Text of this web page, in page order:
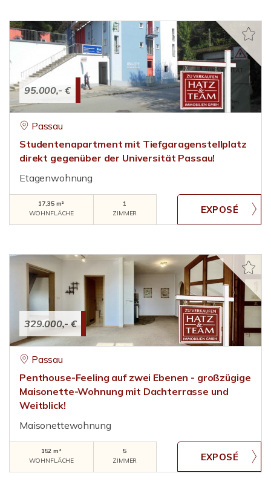
95.000,- €
Passau
Studentenapartment mit Tiefgaragenstellplatz
direkt gegenüber der Universität Passau!
Etagenwohnung
17,35 m²
WOHNFLÄCHE
1
ZIMMER
329.000,- €
Passau
Penthouse-Feeling auf zwei Ebenen - großzügige
Maisonette-Wohnung mit Dachterrasse und
Weitblick!
Maisonettewohnung
152 m²
WOHNFLÄCHE
5
ZIMMER